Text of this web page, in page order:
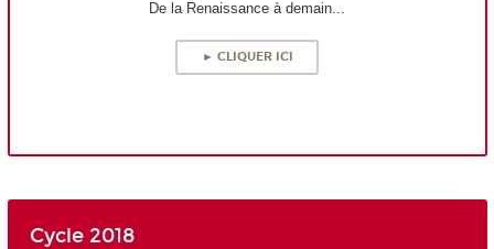
De la Renaissance à demain...
► CLIQUER ICI
Cycle 2018